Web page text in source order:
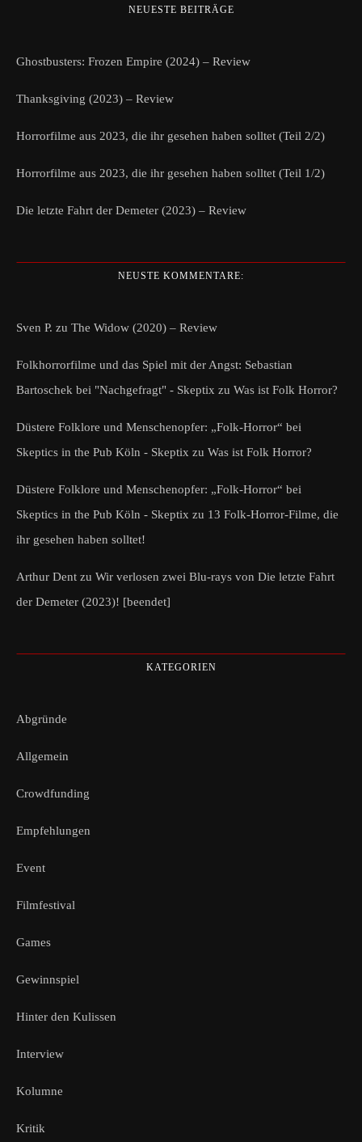
NEUESTE BEITRÄGE
Ghostbusters: Frozen Empire (2024) – Review
Thanksgiving (2023) – Review
Horrorfilme aus 2023, die ihr gesehen haben solltet (Teil 2/2)
Horrorfilme aus 2023, die ihr gesehen haben solltet (Teil 1/2)
Die letzte Fahrt der Demeter (2023) – Review
NEUSTE KOMMENTARE:
Sven P. zu The Widow (2020) – Review
Folkhorrorfilme und das Spiel mit der Angst: Sebastian
Bartoschek bei "Nachgefragt" - Skeptix zu Was ist Folk Horror?
Düstere Folklore und Menschenopfer: „Folk-Horror“ bei
Skeptics in the Pub Köln - Skeptix zu Was ist Folk Horror?
Düstere Folklore und Menschenopfer: „Folk-Horror“ bei
Skeptics in the Pub Köln - Skeptix zu 13 Folk-Horror-Filme, die
ihr gesehen haben solltet!
Arthur Dent zu Wir verlosen zwei Blu-rays von Die letzte Fahrt
der Demeter (2023)! [beendet]
KATEGORIEN
Abgründe
Allgemein
Crowdfunding
Empfehlungen
Event
Filmfestival
Games
Gewinnspiel
Hinter den Kulissen
Interview
Kolumne
Kritik